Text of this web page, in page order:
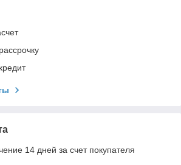
14 дней за счет покупателя